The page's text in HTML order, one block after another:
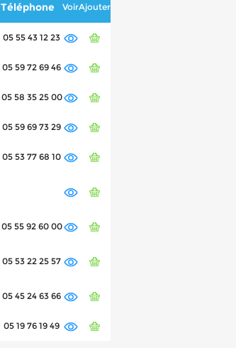
Téléphone VoirAjouter
05 55 43 12 23
05 59 72 69 46
05 58 35 25 00
05 59 69 73 29
05 53 77 68 10
05 55 92 60 00
05 53 22 25 57
05 45 24 63 66
05 19 76 19 49